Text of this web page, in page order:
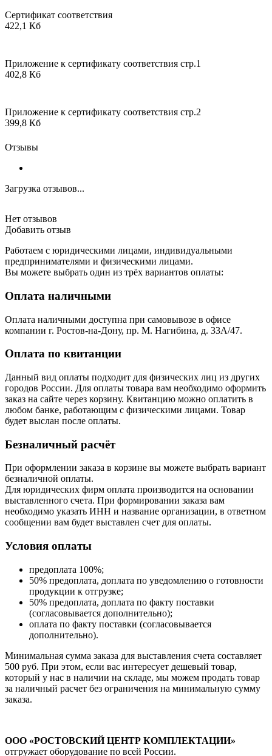
Сертификат соответствия
422,1 Кб
Приложение к сертификату соответствия стр.1
402,8 Кб
Приложение к сертификату соответствия стр.2
399,8 Кб
Отзывы
Загрузка отзывов...
Нет отзывов
Добавить отзыв
Работаем с юридическими лицами, индивидуальными
предпринимателями и физическими лицами.
Вы можете выбрать один из трёх вариантов оплаты:
Оплата наличными
Оплата наличными доступна при самовывозе в офисе
компании г. Ростов-на-Дону, пр. М. Нагибина, д. 33А/47.
Оплата по квитанции
Данный вид оплаты подходит для физических лиц из других
городов России. Для оплаты товара вам необходимо оформить
заказ на сайте через корзину. Квитанцию можно оплатить в
любом банке, работающим с физическими лицами. Товар
будет выслан после оплаты.
Безналичный расчёт
При оформлении заказа в корзине вы можете выбрать вариант
безналичной оплаты.
Для юридических фирм оплата производится на основании
выставленного счета. При формировании заказа вам
необходимо указать ИНН и название организации, в ответном
сообщении вам будет выставлен счет для оплаты.
Условия оплаты
предоплата 100%;
50% предоплата, доплата по уведомлению о готовности
продукции к отгрузке;
50% предоплата, доплата по факту поставки
(согласовывается дополнительно);
оплата по факту поставки (согласовывается
дополнительно).
Минимальная сумма заказа для выставления счета составляет
500 руб. При этом, если вас интересует дешевый товар,
который у нас в наличии на складе, мы можем продать товар
за наличный расчет без ограничения на минимальную сумму
заказа.
ООО «РОСТОВСКИЙ ЦЕНТР КОМПЛЕКТАЦИИ»
отгружает оборудование по всей России.